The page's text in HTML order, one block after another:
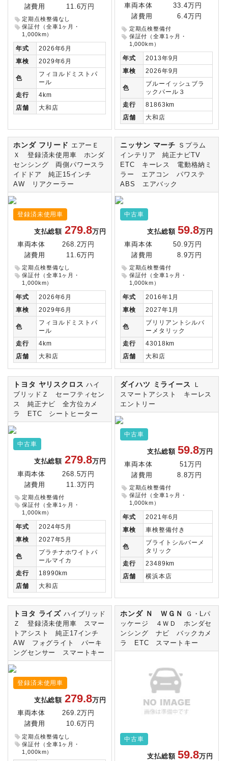
諸費用
11.6万円
定期点検整備なし
保証付（全車1ヶ月・
1,000km）
年式
2026年6月
車検
2029年6月
色
フィヨルドミストパ
ール
走行
4km
店舗
大和店
車両本体
33.4万円
諸費用
6.4万円
定期点検整備付
保証付（全車1ヶ月・
1,000km）
年式
2013年9月
車検
2026年9月
色
ブルーイッシュブラ
ックパール３
走行
81863km
店舗
大和店
ホンダ フリード エアーＥ
Ｘ 登録済未使用車 ホンダ
センシング 両側パワースラ
イドドア 純正15インチ
AW リアクーラー
登録済未使用車
支払総額 279.8万円
車両本体
268.2万円
諸費用
11.6万円
定期点検整備なし
保証付（全車1ヶ月・
1,000km）
年式
2026年6月
車検
2029年6月
色
フィヨルドミストパ
ール
走行
4km
店舗
大和店
ニッサン マーチ
Ｓプラム
インテリア 純正ナビTV
ETC キーレス 電動格納ミ
ラー エアコン パワステ
ABS エアバック
中古車
支払総額59.8万円
車両本体
50.9万円
諸費用
8.9万円
定期点検整備付
保証付（全車1ヶ月・
1,000km）
年式
2016年1月
車検
2027年1月
色
ブリリアントシルバ
ーメタリック
走行
43018km
店舗
大和店
トヨタ ヤリスクロスハイ
ブリッドＺ セーフティセン
ス 純正ナビ 全方位カメ
ラ ETC シートヒーター
中古車
支払総額 279.8万円
車両本体
268.5万円
諸費用
11.3万円
定期点検整備付
保証付（全車1ヶ月・
1,000km）
年式
2024年5月
車検
2027年5月
色
プラチナホワイトパ
ールマイカ
走行
18990km
店舗
大和店
ダイハツ ミライース
Ｌ
スマートアシスト キーレス
エントリー
中古車
支払総額59.8万円
車両本体
51万円
諸費用
8.8万円
定期点検整備付
保証付（全車1ヶ月・
1,000km）
年式
2021年6月
車検
車検整備付き
色
ブライトシルバーメ
タリック
走行
23489km
店舗
横浜本店
トヨタ ライズ ハイブリッド
Ｚ 登録済未使用車 スマー
トアシスト 純正17インチ
AW フォグライト パーキ
ングセンサー スマートキー
登録済未使用車
支払総額 279.8万円
車両本体
269.2万円
諸費用
10.6万円
定期点検整備なし
保証付（全車1ヶ月・
1,000km）
ホンダ Ｎ ＷＧＮ
Ｇ・Lパ
ッケージ ４ＷＤ ホンダセ
ンシング ナビ バックカメ
ラ ETC スマートキー
中古車
支払総額59.8万円